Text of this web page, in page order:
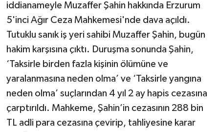
iddianameyle Muzaffer Şahin hakkında Erzurum
5'inci Ağır Ceza Mahkemesi'nde dava açıldı.
Tutuklu sanık iş yeri sahibi Muzaffer Şahin, bugün
hakim karşısına çıktı. Duruşma sonunda Şahin,
‘Taksirle birden fazla kişinin ölümüne ve
yaralanmasına neden olma’ ve ‘Taksirle yangına
neden olma’ suçlarından 4 yıl 2 ay hapis cezasına
çarptırıldı. Mahkeme, Şahin’in cezasının 288 bin
TL adli para cezasına çevirip, tahliyesine karar